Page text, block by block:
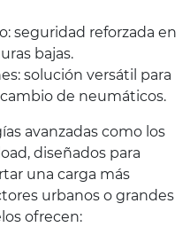
seguridad reforzada en
bajas.
solución versátil para
de neumáticos.
avanzadas como los
diseñados para
una carga más
urbanos o grandes
ofrecen: